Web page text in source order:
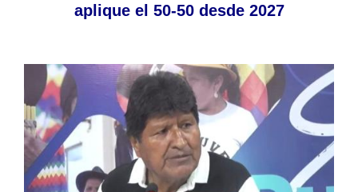
aplique el 50-50 desde 2027